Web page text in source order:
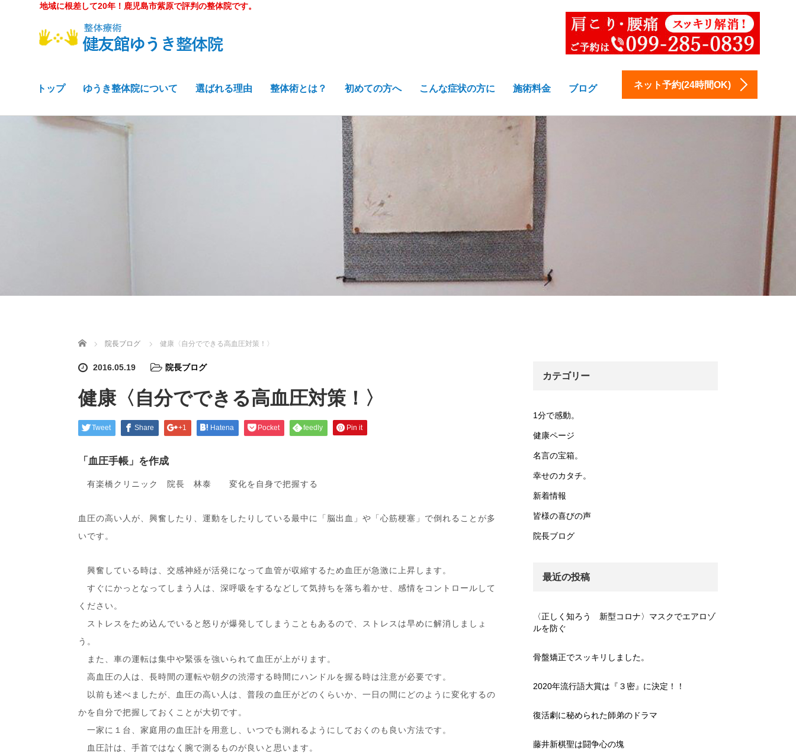
地域に根差して20年！鹿児島市紫原で評判の整体院です。
トップ ゆうき整体院について 選ばれる理由 整体術とは？ 初めての方へ こんな症状の方に 施術料金 ブログ ネット予約(24時間OK)
ホーム 院長ブログ 健康〈自分でできる高血圧対策！〉
2016.05.19 院長ブログ
健康〈自分でできる高血圧対策！〉
Tweet Share +1 Hatena Pocket feedly Pin it
「血圧手帳」を作成
有楽橋クリニック 院長 林泰 変化を自身で把握する
血圧の高い人が、興奮したり、運動をしたりしている最中に「脳出血」や「心筋梗塞」で倒れることが多
いです。
興奮している時は、交感神経が活発になって血管が収縮するため血圧が急激に上昇します。
すぐにかっとなってしまう人は、深呼吸をするなどして気持ちを落ち着かせ、感情をコントロールして
ください。
ストレスをため込んでいると怒りが爆発してしまうこともあるので、ストレスは早めに解消しましょ
う。
また、車の運転は集中や緊張を強いられて血圧が上がります。
高血圧の人は、長時間の運転や朝夕の渋滞する時間にハンドルを握る時は注意が必要です。
以前も述べましたが、血圧の高い人は、普段の血圧がどのくらいか、一日の間にどのように変化するの
かを自分で把握しておくことが大切です。
一家に１台、家庭用の血圧計を用意し、いつでも測れるようにしておくのも良い方法です。
血圧計は、手首ではなく腕で測るものが良いと思います。
カテゴリー
1分で感動。
健康ページ
名言の宝箱。
幸せのカタチ。
新着情報
皆様の喜びの声
院長ブログ
最近の投稿
〈正しく知ろう 新型コロナ〉マスクでエアロゾ
ルを防ぐ
骨盤矯正でスッキリしました。
2020年流行語大賞は『３密』に決定！！
復活劇に秘められた師弟のドラマ
藤井新棋聖は闘争心の塊